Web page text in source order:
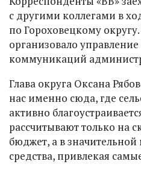
с другими коллегами в
по Гороховецкому
организовало
коммуникаций
Глава округа Оксана
нас именно сюда, где
активно
рассчитывают только на
бюджет, а в
средства, привлекая